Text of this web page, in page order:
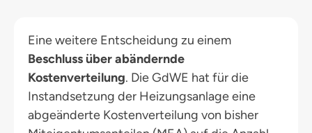
Eine weitere Entscheidung zu einem
Beschluss über abändernde
Kostenverteilung. Die GdWE hat für die
Instandsetzung der Heizungsanlage eine
abgeänderte Kostenverteilung von bisher